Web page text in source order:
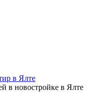
в Ялте
в новостройке в Ялте